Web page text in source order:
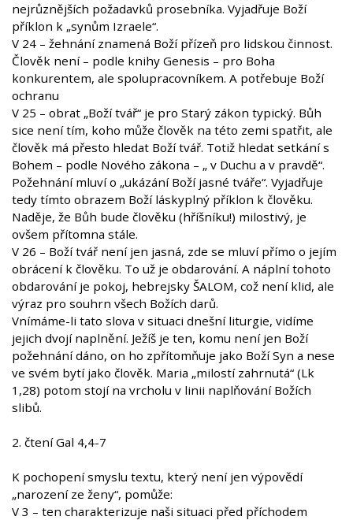
nejrůznějších požadavků prosebníka. Vyjadřuje Boží
příklon k „synům Izraele“.
V 24 – žehnání znamená Boží přízeň pro lidskou činnost.
Člověk není – podle knihy Genesis – pro Boha
konkurentem, ale spolupracovníkem. A potřebuje Boží
ochranu
V 25 – obrat „Boží tvář“ je pro Starý zákon typický. Bůh
sice není tím, koho může člověk na této zemi spatřit, ale
člověk má přesto hledat Boží tvář. Totiž hledat setkání s
Bohem – podle Nového zákona – „ v Duchu a v pravdě“.
Požehnání mluví o „ukázání Boží jasné tváře“. Vyjadřuje
tedy tímto obrazem Boží láskyplný příklon k člověku.
Naděje, že Bůh bude člověku (hříšníku!) milostivý, je
ovšem přítomna stále.
V 26 – Boží tvář není jen jasná, zde se mluví přímo o jejím
obrácení k člověku. To už je obdarování. A náplní tohoto
obdarování je pokoj, hebrejsky ŠALOM, což není klid, ale
výraz pro souhrn všech Božích darů.
Vnímáme-li tato slova v situaci dnešní liturgie, vidíme
jejich dvojí naplnění. Ježíš je ten, komu není jen Boží
požehnání dáno, on ho zpřítomňuje jako Boží Syn a nese
ve svém bytí jako člověk. Maria „milostí zahrnutá“ (Lk
1,28) potom stojí na vrcholu v linii naplňování Božích
slibů.
2. čtení Gal 4,4-7
K pochopení smyslu textu, který není jen výpovědí
„narození ze ženy“, pomůže:
V 3 – ten charakterizuje naši situaci před příchodem